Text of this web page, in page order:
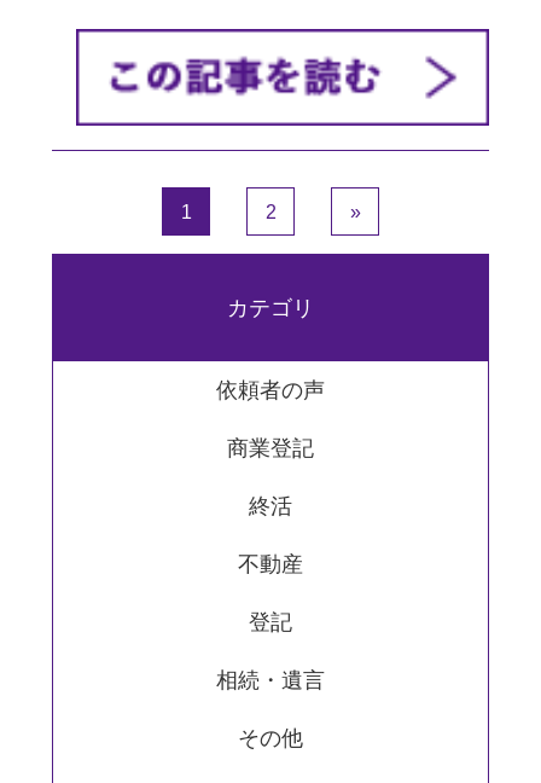
カテゴリ
依頼者の声
商業登記
終活
不動産
登記
相続・遺言
その他
1 2 »